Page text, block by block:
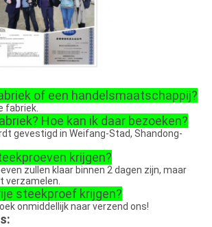
of een handelsmaatschappij?
fabriek.
Hoe kan ik daar bezoeken?
gevestigd in Weifang-Stad, Shandong-
krijgen?
zullen klaar binnen 2 dagen zijn, maar
verzamelen.
steekproef krijgen?
onmiddellijk naar verzend ons!